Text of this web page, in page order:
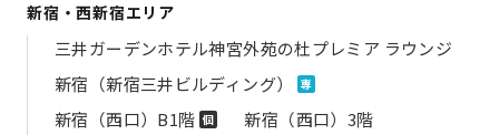
新宿・西新宿エリア
三井ガーデンホテル神宮外苑の​杜プレミア ラウンジ
新宿（新宿三井ビルディング）
専
新宿（西口）B1階 個
新宿（西口）3階